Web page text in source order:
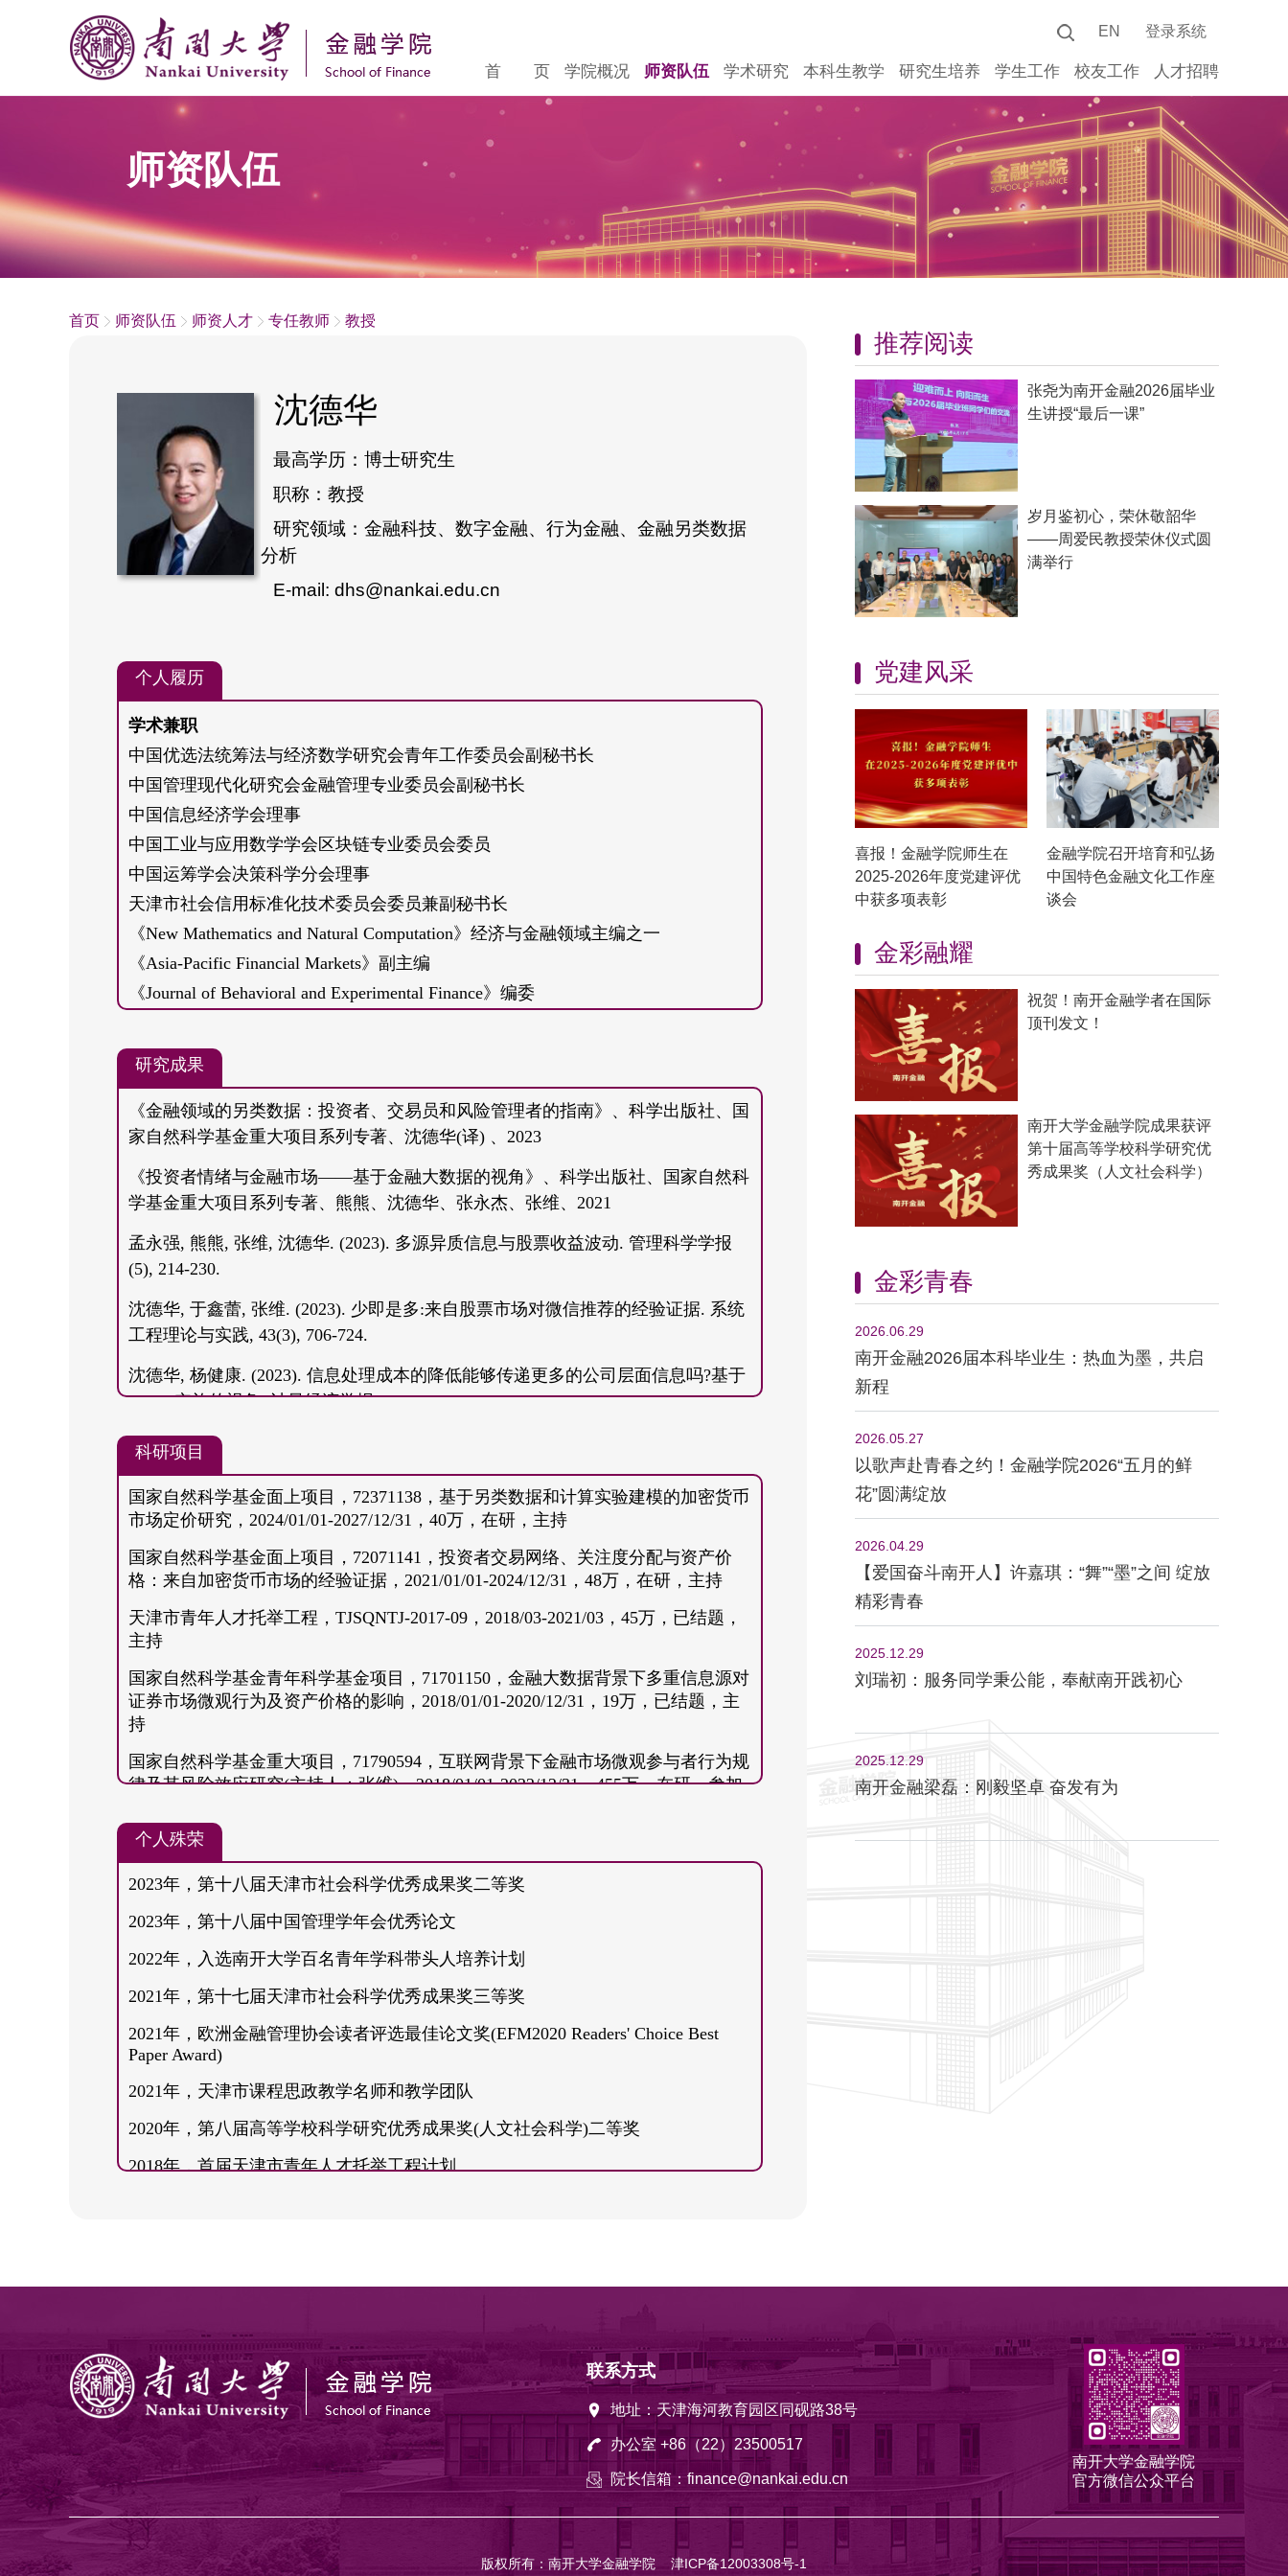
EN 登录系统
首 页 学院概况 师资队伍 学术研究 本科生教学 研究生培养 学生工作 校友工作 人才招聘
师资队伍
推荐阅读
张尧为南开金融2026届毕业
生讲授“最后一课”
岁月鉴初心，荣休敬韶华
——周爱民教授荣休仪式圆
满举行
党建风采
喜报！金融学院师生在
2025-2026年度党建评优
中获多项表彰
金融学院召开培育和弘扬
中国特色金融文化工作座
谈会
金彩融耀
祝贺！南开金融学者在国际
顶刊发文！
南开大学金融学院成果获评
第十届高等学校科学研究优
秀成果奖（人文社会科学）
金彩青春
2026.06.29
南开金融2026届本科毕业生：热血为墨，共启
新程
2026.05.27
以歌声赴青春之约！金融学院2026“五月的鲜
花”圆满绽放
2026.04.29
【爱国奋斗南开人】许嘉琪：“舞”“墨”之间 绽放
精彩青春
2025.12.29
刘瑞初：服务同学秉公能，奉献南开践初心
2025.12.29
南开金融梁磊：刚毅坚卓 奋发有为
首页 师资队伍 师资人才 专任教师 教授
沈德华
最高学历：博士研究生
职称：教授
研究领域：金融科技、数字金融、行为金融、金融另类数据
分析
E-mail: dhs@nankai.edu.cn
个人履历
学术兼职
中国优选法统筹法与经济数学研究会青年工作委员会副秘书长
中国管理现代化研究会金融管理专业委员会副秘书长
中国信息经济学会理事
中国工业与应用数学学会区块链专业委员会委员
中国运筹学会决策科学分会理事
天津市社会信用标准化技术委员会委员兼副秘书长
《New Mathematics and Natural Computation》经济与金融领域主编之一
《Asia-Pacific Financial Markets》副主编
《Journal of Behavioral and Experimental Finance》编委
工作经历：
2023.12-至今，南开大学金融学院、教授
2022.5-2023.12，南开大学金融学院、副教授
2016.7-2022.5 天津大学管理与经济学部、讲师、副教授(破格)、副系主任(主持工
作)
教育背景：
2014-2016，西班牙海梅一世大学，经济学博士
2010-2016，天津大学，管理科学与工程硕士、博士(硕博连读)
2006-2010，中国石油大学(华东)、工程管理学士、英语学士(双学位)
研究成果
《金融领域的另类数据：投资者、交易员和风险管理者的指南》、科学出版社、国
家自然科学基金重大项目系列专著、沈德华(译) 、2023
《投资者情绪与金融市场——基于金融大数据的视角》、科学出版社、国家自然科
学基金重大项目系列专著、熊熊、沈德华、张永杰、张维、2021
孟永强, 熊熊, 张维, 沈德华. (2023). 多源异质信息与股票收益波动. 管理科学学报
(5), 214-230.
沈德华, 于鑫蕾, 张维. (2023). 少即是多:来自股票市场对微信推荐的经验证据. 系统
工程理论与实践, 43(3), 706-724.
沈德华, 杨健康. (2023). 信息处理成本的降低能够传递更多的公司层面信息吗?基于
XBRL实施的视角. 计量经济学报, 3(3), 811-827.
沈德华, 李悦. (2023). 商品期货能够提高传统投资组合的绩效吗？来自中国市场的
沈德华, 常宇雁. (2023). 股价同步性与公司信息环境:来自债券市场的经验证据. 系
统科学与数学, 43(8), 2013-2032.
贾博翔, 沈德华, 张维. (2023). 基于加密货币市场的趋势择时策略表现研究. 系统科
张维, 沈德华, 熊熊, 张永杰. (2015). 媒体偏见与资产价格. 系统工程理论与实践,
35(11), 2749-2754.
赵汝为, 熊熊, 沈德华. (2019). 投资者情绪与股价崩盘风险:来自中国市场的经验证
据. 管理评论, 31(3), 50-60.
Chu, G., Dowling, M., Shen, D., Zhang, Y. (2023). Information demand density matters:
Analysis, 86, 102488.
Chu, G., Goodell, J. W., Shen, D., Zhang, Y. (2022). Machine learning to establish
proxies for investor attention: evidence of improved stock-return prediction. Annals of
Operations Research, 318(1), 103-128.
Jia, B., Shen, D., Zhang, W. (2024). Bitcoin market reactions to large price swings of
Shen, D., Tong, Z., Goodell, J. W. (2024). Do online message boards convey
cryptocurrency-specific information? International Review of Financial Analysis, 91,
Shen, D., Urquhart, A., Wang, P. (2019). Does twitter predict Bitcoin? Economics
Letters, 174, 118-122.
Shen, D., Urquhart, A., Wang, P. (2022). Bitcoin intraday time series momentum.
Financial Review, 57(2), 319-344.
Wang, C., Xiong, X., Shen, D. (2022). Tail risks, firm characteristics, and stock returns.
Pacific-Basin Finance Journal, 75, 101854.
Zhao, R., Xiong, X., Shen, D., Zhang, W. (2018). Investor Structure and Stock Price
Crash Risk in a Continuous Double Auction Market: An Agent-Based Perspective.
International Journal of Information Technology & Decision Making, 18(02), 695-715.
科研项目
国家自然科学基金面上项目，72371138，基于另类数据和计算实验建模的加密货币
市场定价研究，2024/01/01-2027/12/31，40万，在研，主持
国家自然科学基金面上项目，72071141，投资者交易网络、关注度分配与资产价
格：来自加密货币市场的经验证据，2021/01/01-2024/12/31，48万，在研，主持
天津市青年人才托举工程，TJSQNTJ-2017-09，2018/03-2021/03，45万，已结题，
主持
国家自然科学基金青年科学基金项目，71701150，金融大数据背景下多重信息源对
证券市场微观行为及资产价格的影响，2018/01/01-2020/12/31，19万，已结题，主
持
国家自然科学基金重大项目，71790594，互联网背景下金融市场微观参与者行为规
律及其风险效应研究(主持人：张维)，2018/01/01-2022/12/31，455万，在研，参加
国家自然科学基金国际(地区)合作与交流项目，71320107003，复杂信息环境中证
券市场动力学若干问题研究：一个自底向上的视角(主持人：张维)，2014/01/01-
2018/12/31，215万，已结题，参加
Technologies and Global Systems Science for Policy Design and Regulation of a
Resilient and Sustainable Global Economy (SYMPHONY) (Coordinator: Silvano
Cincotti)，2013/10-2016/09，388万欧元，已结题，参加
个人殊荣
2023年，第十八届天津市社会科学优秀成果奖二等奖
2023年，第十八届中国管理学年会优秀论文
2022年，入选南开大学百名青年学科带头人培养计划
2021年，第十七届天津市社会科学优秀成果奖三等奖
2021年，欧洲金融管理协会读者评选最佳论文奖(EFM2020 Readers' Choice Best
Paper Award)
2021年，天津市课程思政教学名师和教学团队
2020年，第八届高等学校科学研究优秀成果奖(人文社会科学)二等奖
2018年，首届天津市青年人才托举工程计划
联系方式
地址：天津海河教育园区同砚路38号
办公室 +86（22）23500517
院长信箱：finance@nankai.edu.cn
南开大学金融学院
官方微信公众平台
版权所有：南开大学金融学院 津ICP备12003308号-1